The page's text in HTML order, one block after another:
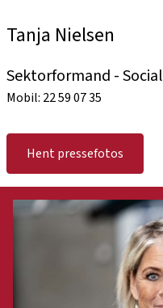
Tanja Nielsen
Sektorformand -
Mobil: 22 59 07 35
Hent pressefotos